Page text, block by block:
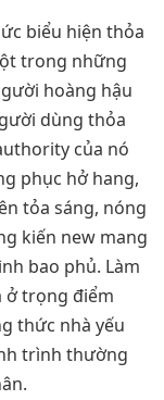
biểu hiện thỏa
trong những
hoàng hậu
dùng thỏa
của nó
phục hở hang,
tỏa sáng, nóng
kiến new mang
bao phủ. Làm
ở trọng điểm
thức nhà yếu
trình thường